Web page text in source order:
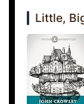
Little,